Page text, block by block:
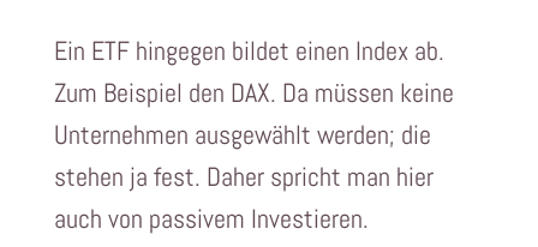
Ein ETF hingegen bildet einen Index ab.
Zum Beispiel den DAX. Da müssen keine
Unternehmen ausgewählt werden; die
stehen ja fest. Daher spricht man hier
auch von passivem Investieren.